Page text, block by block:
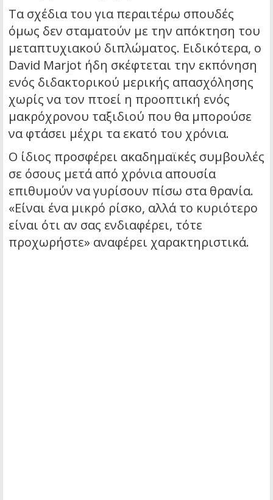
Τα σχέδια του για περαιτέρω σπουδές
όμως δεν σταματούν με την απόκτηση του
μεταπτυχιακού διπλώματος. Ειδικότερα, ο
David Marjot ήδη σκέφτεται την εκπόνηση
ενός διδακτορικού μερικής απασχόλησης
χωρίς να τον πτοεί η προοπτική ενός
μακρόχρονου ταξιδιού που θα μπορούσε
να φτάσει μέχρι τα εκατό του χρόνια.
Ο ίδιος προσφέρει ακαδημαϊκές συμβουλές
σε όσους μετά από χρόνια απουσία
επιθυμούν να γυρίσουν πίσω στα θρανία.
«Είναι ένα μικρό ρίσκο, αλλά το κυριότερο
είναι ότι αν σας ενδιαφέρει, τότε
προχωρήστε» αναφέρει χαρακτηριστικά.